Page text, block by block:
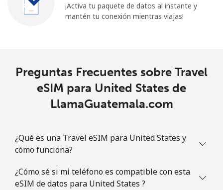
¡Activa tu paquete de datos al instante y
mantén tu conexión mientras viajas!
Preguntas Frecuentes sobre Travel
eSIM para United States de
LlamaGuatemala.com
¿Qué es una Travel eSIM para United States y
cómo funciona?
¿Cómo sé si mi teléfono es compatible con esta
eSIM de datos para United States ?